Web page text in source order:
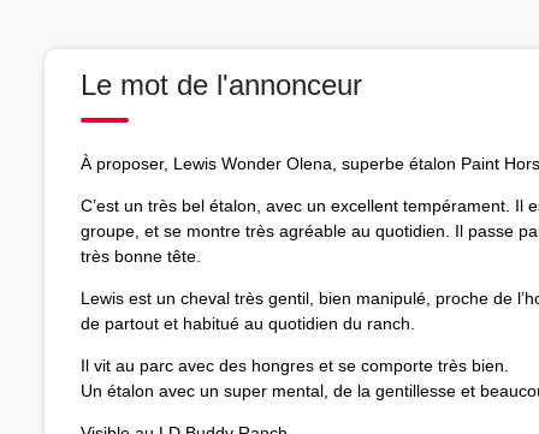
Le mot de l'annonceur
À proposer, Lewis Wonder Olena, superbe étalon Paint
C’est un très bel étalon, avec un excellent tempérament. Il
groupe, et se montre très agréable au quotidien. Il passe
très bonne tête.
Lewis est un cheval très gentil, bien manipulé, proche de
de partout et habitué au quotidien du ranch.
Il vit au parc avec des hongres et se comporte très bien.
Un étalon avec un super mental, de la gentillesse et